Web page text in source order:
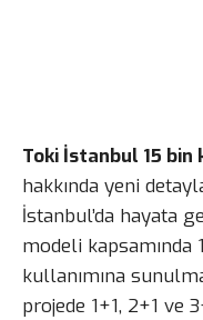
Toki İstanbul 15 bin
hakkında yeni
İstanbul’da hayata
modeli kapsamında
kullanımına
projede 1+1, 2+1 ve